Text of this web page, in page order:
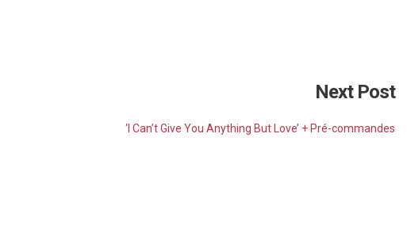
Next Post
‘I Can’t Give You Anything But Love’ + Pré-commandes